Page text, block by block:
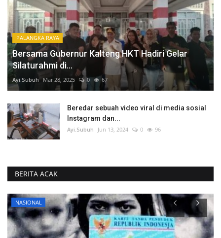
PALANGKA RAYA
Bersama Gubernur Kalteng HKT Hadiri Gelar
Silaturahmi di...
Ayi.Subuh Mar 28, 2025 0 67
Beredar sebuah video viral di media sosial
Instagram dan...
Ayi.Subuh Jun 13, 2024 0 96
BERITA ACAK
PALANGKA RAYA